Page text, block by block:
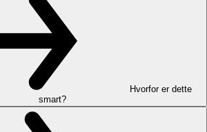
Hvorfor er dette
smart?